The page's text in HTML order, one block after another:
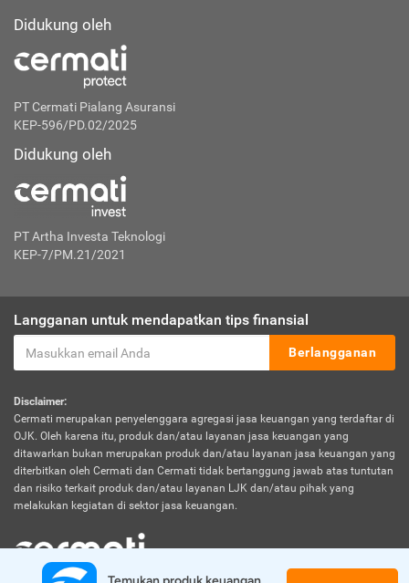
Didukung oleh
PT Cermati Pialang Asuransi
KEP-596/PD.02/2025
Didukung oleh
PT Artha Investa Teknologi
KEP-7/PM.21/2021
Langganan untuk mendapatkan tips finansial
Berlangganan
Disclaimer:
Cermati merupakan penyelenggara agregasi jasa keuangan yang terdaftar di
OJK. Oleh karena itu, produk dan/atau layanan jasa keuangan yang
ditawarkan bukan merupakan produk dan/atau layanan jasa keuangan yang
diterbitkan oleh Cermati dan Cermati tidak bertanggung jawab atas tuntutan
dan risiko terkait produk dan/atau layanan LJK dan/atau pihak yang
melakukan kegiatan di sektor jasa keuangan.